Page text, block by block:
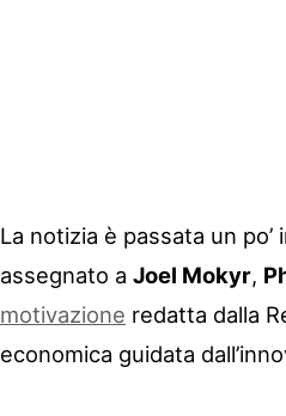
La notizia è passata un
assegnato a Joel Mokyr,
motivazione redatta dalla
economica guidata